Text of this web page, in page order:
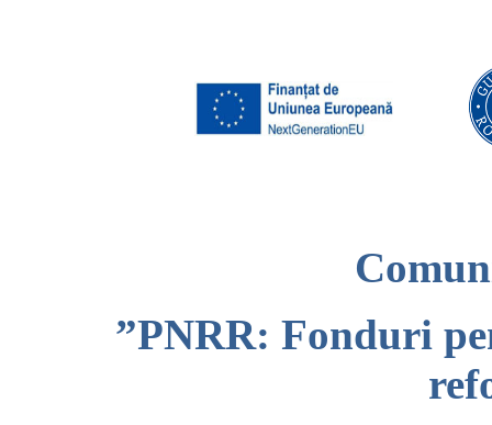
”PNRR: Fonduri